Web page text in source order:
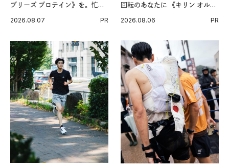
ブリーズ プロテイン》を。忙し
グ習慣。
2026.08.07 PR
回転のあなたに 《キリン オルニ
2026.08.06 PR